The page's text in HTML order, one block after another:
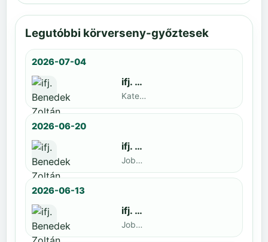
Legutóbbi körverseny-győztesek
2026-07-04
ifj. Benedek Zoltán
Kategoria1 neve · döntős: Lajkó Hunor
2026-06-20
ifj. Benedek Zoltán
Jobbak · döntős: Szatmári István
2026-06-13
ifj. Benedek Zoltán
Jobbak · döntős: Kende Mátyás